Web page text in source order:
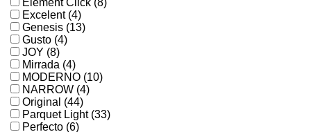
Element Click (8)
Excelent (4)
Genesis (13)
Gusto (4)
JOY (8)
Mirrada (4)
MODERNO (10)
NARROW (4)
Original (44)
Parquet Light (33)
Perfecto (6)